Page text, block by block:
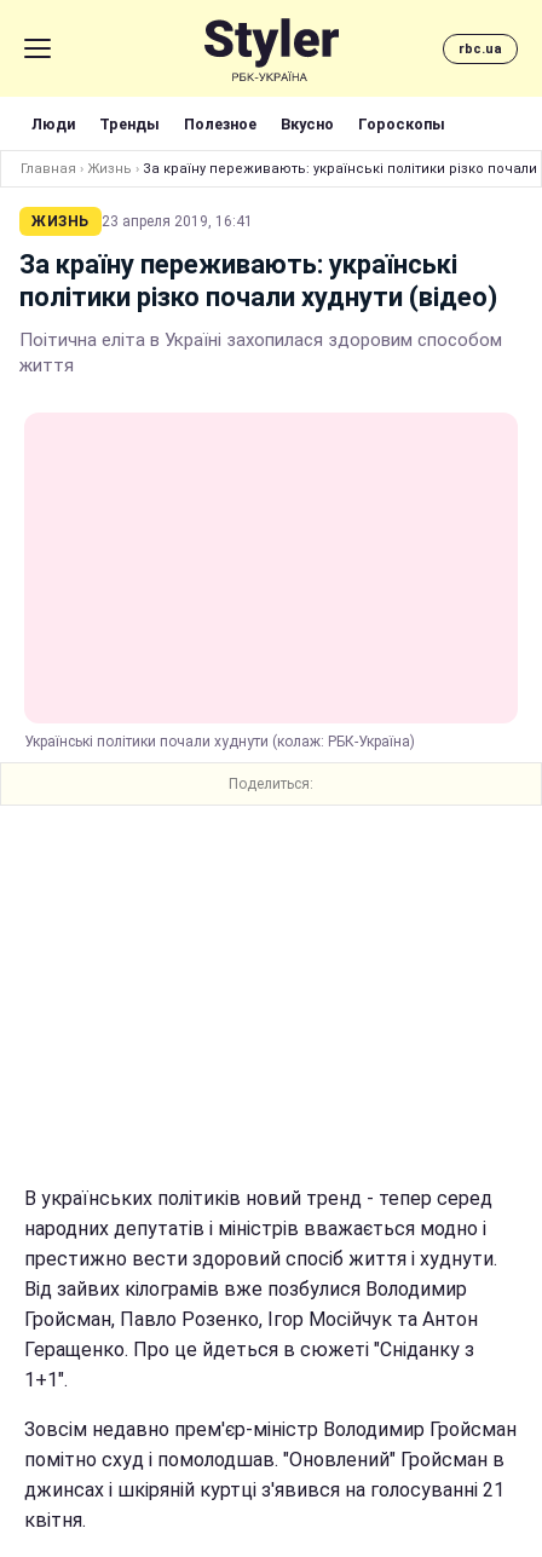
rbc.ua
Люди Тренды Полезное Вкусно Гороскопы
Главная › Жизнь › За країну переживають: українські політики різко почали
ЖИЗНЬ 23 апреля 2019, 16:41
За країну переживають: українські
політики різко почали худнути (відео)
Поітична еліта в Україні захопилася здоровим способом
життя
Українські політики почали худнути (колаж: РБК-Україна)
Поделиться:
В українських політиків новий тренд - тепер серед
народних депутатів і міністрів вважається модно і
престижно вести здоровий спосіб життя і худнути.
Від зайвих кілограмів вже позбулися Володимир
Гройсман, Павло Розенко, Ігор Мосійчук та Антон
Геращенко. Про це йдеться в сюжеті "Сніданку з
1+1".
Зовсім недавно прем'єр-міністр Володимир Гройсман
помітно схуд і помолодшав. "Оновлений" Гройсман в
джинсах і шкіряній куртці з'явився на голосуванні 21
квітня.